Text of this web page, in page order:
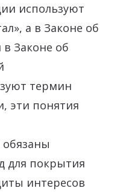
используют
а в Законе об
Законе об
термин
эти понятия
обязаны
для покрытия
интересов